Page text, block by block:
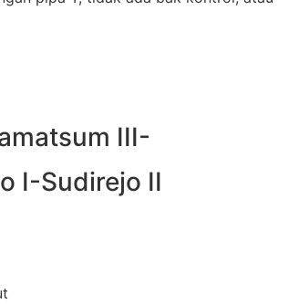
III-
I-Sudirejo II